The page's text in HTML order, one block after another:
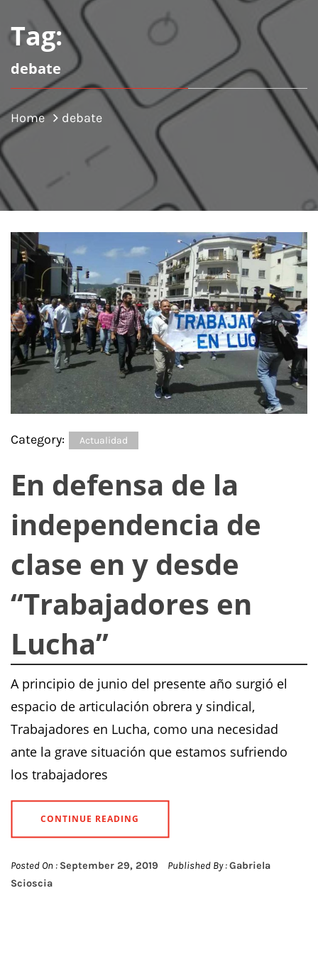
Tag:
debate
Home debate
Category: Actualidad
En defensa de la
independencia de
clase en y desde
“Trabajadores en
Lucha”
A principio de junio del presente año surgió el
espacio de articulación obrera y sindical,
Trabajadores en Lucha, como una necesidad
ante la grave situación que estamos sufriendo
los trabajadores
CONTINUE READING
Posted On : September 29, 2019 Published By :Gabriela
Scioscia